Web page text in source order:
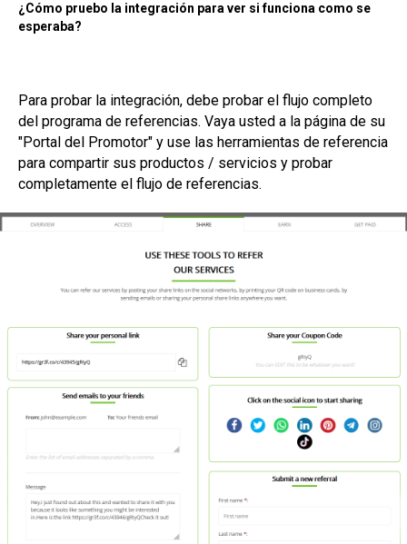
¿Cómo pruebo la integración para ver si funciona como se
esperaba?
Para probar la integración, debe probar el flujo completo
del programa de referencias. Vaya usted a la página de su
"Portal del Promotor" y use las herramientas de referencia
para compartir sus productos / servicios y probar
completamente el flujo de referencias.